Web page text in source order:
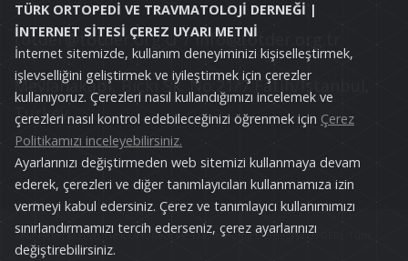
totder@totder.org.tr / info@totder.org.tr
Mevlanakapı, Bıçkı Sk. No:21/7 Fatih/İstanbul,
Turkey
Telif Hakkı © 2020 Türk Ortopedi ve Travmatoloji Derneği (TOTDER). Tüm
Hakları Saklıdır
TÜRK ORTOPEDİ VE TRAVMATOLOJİ DERNEĞİ |
İNTERNET SİTESİ ÇEREZ UYARI METNİ
İnternet sitemizde, kullanım deneyiminizi kişiselleştirmek,
işlevselliğini geliştirmek ve iyileştirmek için çerezler
kullanıyoruz. Çerezleri nasıl kullandığımızı incelemek ve
çerezleri nasıl kontrol edebileceğinizi öğrenmek için Çerez
Politikamızı inceleyebilirsiniz.
Ayarlarınızı değiştirmeden web sitemizi kullanmaya devam
ederek, çerezleri ve diğer tanımlayıcıları kullanmamıza izin
vermeyi kabul edersiniz. Çerez ve tanımlayıcı kullanımımızı
sınırlandırmamızı tercih ederseniz, çerez ayarlarınızı
değiştirebilirsiniz.